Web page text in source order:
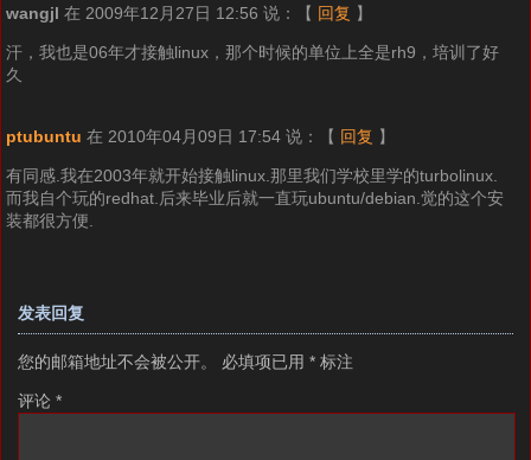
wangjl 在 2009年12月27日 12:56 说： 【 回复 】
汗，我也是06年才接触linux，那个时候的单位上全是rh9，培训了好
久
ptubuntu 在 2010年04月09日 17:54 说： 【 回复 】
有同感.我在2003年就开始接触linux.那里我们学校里学的turbolinux.
而我自个玩的redhat.后来毕业后就一直玩ubuntu/debian.觉的这个安
装都很方便.
发表回复
您的邮箱地址不会被公开。 必填项已用 * 标注
评论 *